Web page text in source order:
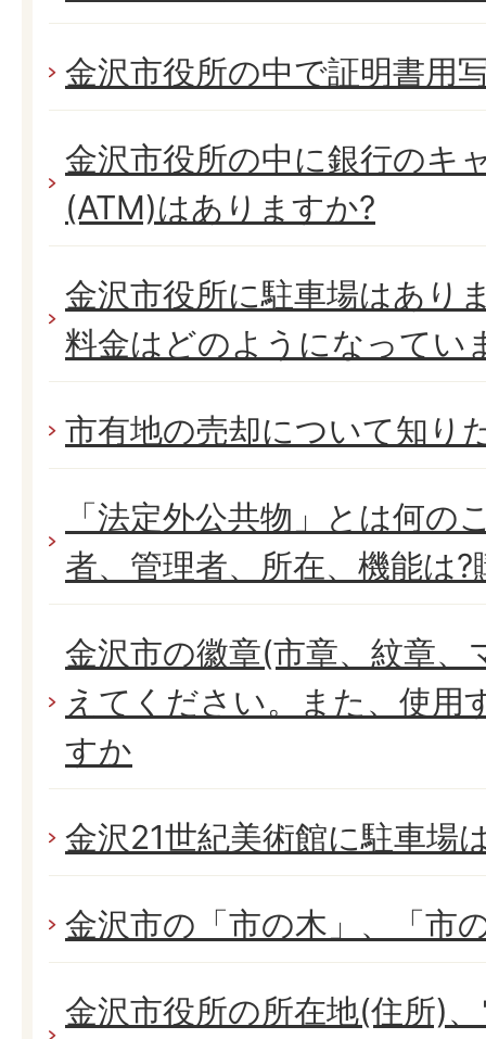
金沢市役所の中で証明書用
金沢市役所の中に銀行のキ
(ATM)はありますか?
金沢市役所に駐車場はあり
料金はどのようになってい
市有地の売却について知り
「法定外公共物」とは何の
者、管理者、所在、機能は
金沢市の徽章(市章、紋章、
えてください。また、使用
すか
金沢21世紀美術館に駐車場
金沢市の「市の木」、「市
金沢市役所の所在地(住所)